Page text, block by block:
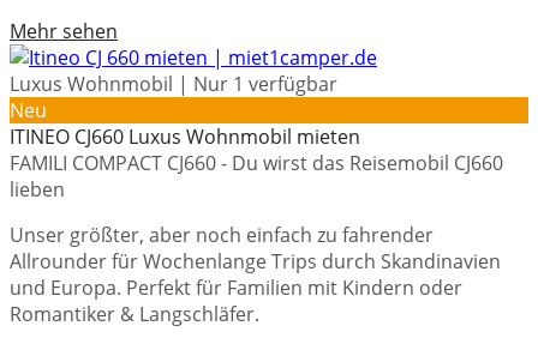
Mehr sehen
Luxus Wohnmobil | Nur 1 verfügbar
Neu
ITINEO CJ660 Luxus Wohnmobil mieten
FAMILI COMPACT CJ660 - Du wirst das Reisemobil CJ660
lieben
Unser größter, aber noch einfach zu fahrender
Allrounder für Wochenlange Trips durch Skandinavien
und Europa. Perfekt für Familien mit Kindern oder
Romantiker & Langschläfer.